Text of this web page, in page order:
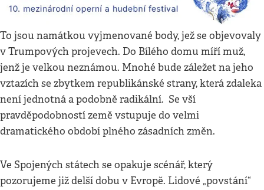
To jsou namátkou vyjmenované body, jež se objevovaly
v Trumpových projevech. Do Bílého domu míří muž,
jenž je velkou neznámou. Mnohé bude záležet na jeho
vztazích se zbytkem republikánské strany, která zdaleka
není jednotná a podobně radikální. Se vší
pravděpodobností země vstupuje do velmi
dramatického období plného zásadních změn.
Ve Spojených státech se opakuje scénář, který
pozorujeme již delší dobu v Evropě. Lidové „povstání“